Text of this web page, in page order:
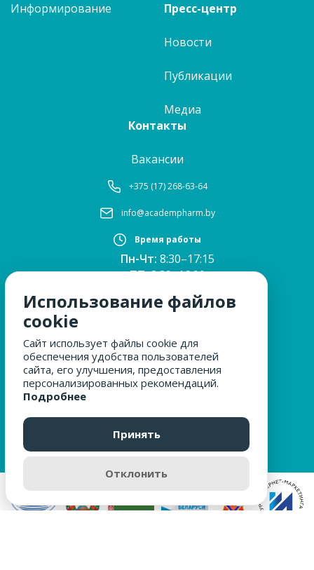
Информирование Пресс-центр
Новости
Публикации
Медиа
Контакты
Вакансии
+375 (17) 268-63-64
info@academpharm.by
Время работы
Пн-Чт: 8:30–17:15
ПТ:8:30–16:00
12:30–13:00
Сб, Вс:выходные
МЫ ЗА БЕЗОПАСНОСТЬ
ОБРАЩЕНИЯ ГРАЖДАН
Использование файлов
cookie
Сайт использует файлы cookie для
обеспечения удобства пользователей
сайта, его улучшения, предоставления
персонализированных рекомендаций.
Подробнее
Принять
Отклонить